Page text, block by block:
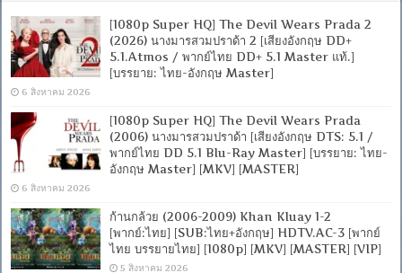
[1080p Super HQ] The Devil Wears Prada 2
(2026) นางมารสวมปราด้า 2 [เสียงอังกฤษ DD+
5.1.Atmos / พากย์ไทย DD+ 5.1 Master แท้.]
[บรรยาย: ไทย-อังกฤษ Master]
6 สิงหาคม 2026
[1080p Super HQ] The Devil Wears Prada
(2006) นางมารสวมปราด้า [เสียงอังกฤษ DTS: 5.1 /
พากย์ไทย DD 5.1 Blu-Ray Master] [บรรยาย: ไทย-
อังกฤษ Master] [MKV] [MASTER]
6 สิงหาคม 2026
ก้านกล้วย (2006-2009) Khan Kluay 1-2
[พากย์:ไทย] [SUB:ไทย+อังกฤษ] HDTV.AC-3 [พากย์
ไทย บรรยายไทย] [1080p] [MKV] [MASTER] [VIP]
5 สิงหาคม 2026